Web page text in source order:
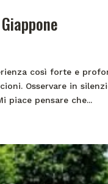
così forte e
Osservare in
piace pensare che...